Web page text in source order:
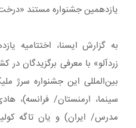
یازدهمین جشنواره مستند
به گزارش ایسنا، اختتامیه
زردآلو» با معرفی برگزیدگان در
بین‌المللی این جشنواره سرژ
سینما، ارمنستان/ فرانسه)،
مدرس/ ایران) و یان تاگه